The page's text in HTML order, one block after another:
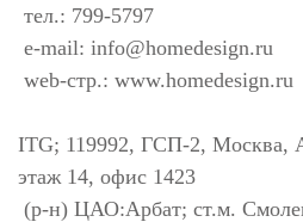
тел.: 799-5797
e-mail: info@homedesign.ru
web-стр.: www.homedesign.ru
ITG; 119992, ГСП-2, Москва,
этаж 14, офис 1423
(р-н) ЦАО:Арбат; ст.м.